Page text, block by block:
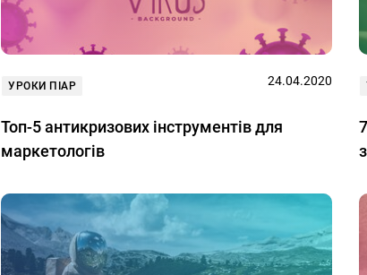
УРОКИ ПІАР 24.04.2020
Топ-5 антикризових інструментів для
маркетологів